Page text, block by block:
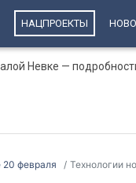
НАЦПРОЕКТЫ
Невке —
20 февраля Технологии